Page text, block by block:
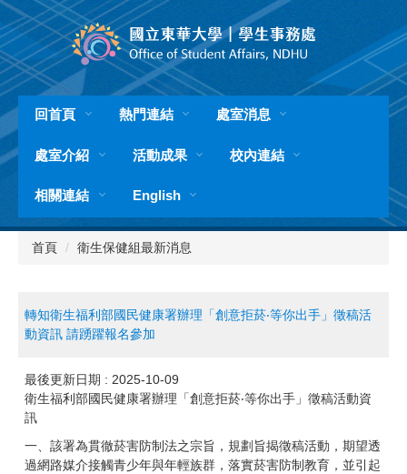
跳
到
主
要
內
容
區
回首頁 熱門連結 處室消息
處室介紹 活動成果 校內連結
相關連結 English
首頁 衛生保健組最新消息
轉知衛生福利部國民健康署辦理「創意拒菸‧等你出手」徵稿活
動資訊 請踴躍報名參加
最後更新日期 : 2025-10-09
衛生福利部國民健康署辦理「創意拒菸‧等你出手」徵稿活動資
訊
一、該署為貫徹菸害防制法之宗旨，規劃旨揭徵稿活動，期望透
過網路媒介接觸青少年與年輕族群，落實菸害防制教育，並引起